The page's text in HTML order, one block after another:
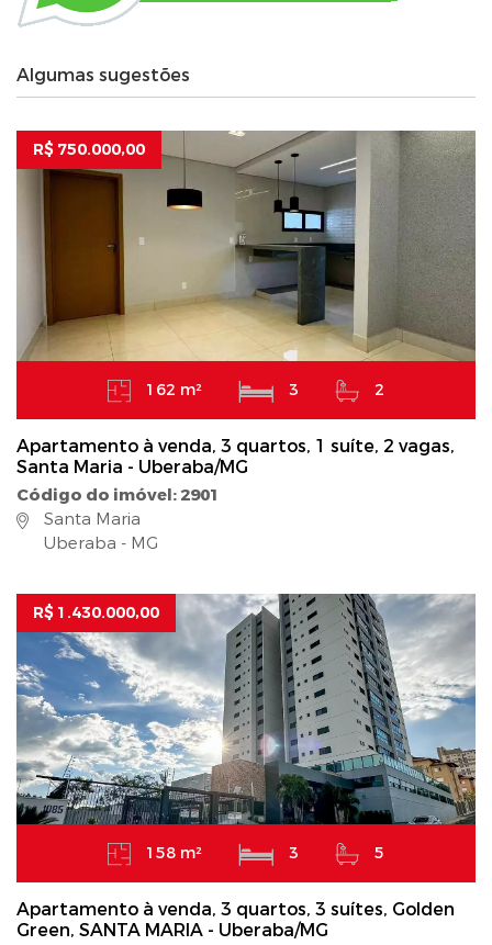
Algumas sugestões
R$ 750.000,00
162 m² 3 2
Apartamento à venda, 3 quartos, 1 suíte, 2 vagas,
Santa Maria - Uberaba/MG
Código do imóvel: 2901
Santa Maria
Uberaba - MG
R$ 1.430.000,00
158 m² 3 5
Apartamento à venda, 3 quartos, 3 suítes, Golden
Green, SANTA MARIA - Uberaba/MG